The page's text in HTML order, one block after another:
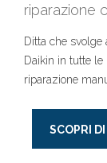
riparazione
Ditta che
Daikin in tutte le
riparazione
SCOPRI